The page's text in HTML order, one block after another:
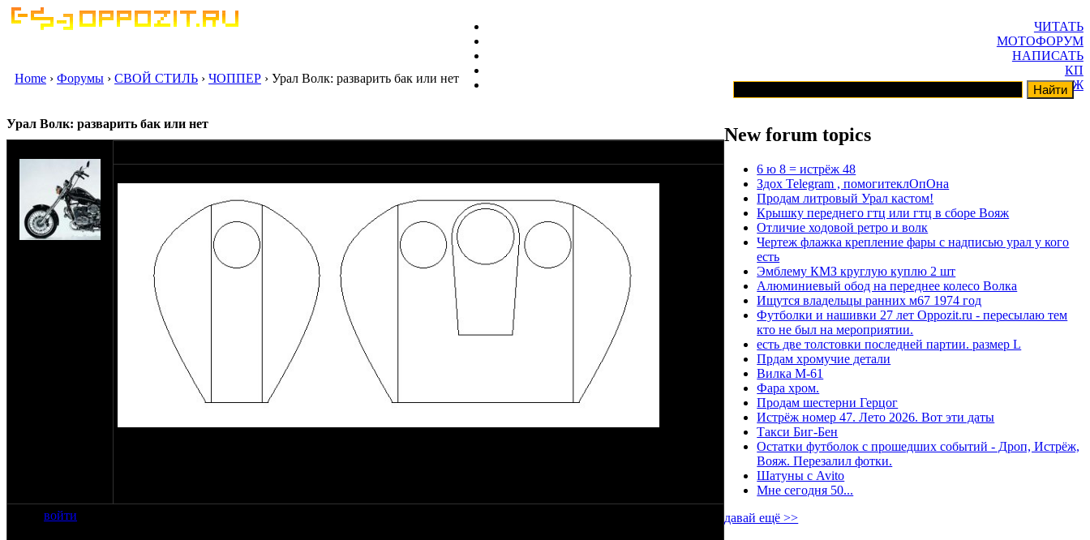
ЧИТАТЬ
МОТОФОРУМ
НАПИСАТЬ
КП
ГАРАЖ
Home › Форумы › СВОЙ СТИЛЬ › ЧОППЕР › Урал Волк: разварить бак или нет
Урал Волк: разварить бак или нет
войти
New forum topics
6 ю 8 = истрёж 48
Здох Telegram , помогитеклОпОна
Продам литровый Урал кастом!
Крышку переднего гтц или гтц в сборе Вояж
Отличие ходовой ретро и волк
Чертеж флажка крепление фары с надписью урал у кого
есть
Эмблему КМЗ круглую куплю 2 шт
Алюминиевый обод на переднее колесо Волка
Ищутся владельцы ранних м67 1974 год
Футболки и нашивки 27 лет Oppozit.ru - пересылаю тем
кто не был на мероприятии.
есть две толстовки последней партии. размер L
Прдам хромучие детали
Вилка М-61
Фара хром.
Продам шестерни Герцог
Истрёж номер 47. Лето 2026. Вот эти даты
Такси Биг-Бен
Остатки футболок с прошедших событий - Дроп, Истрёж,
Вояж. Перезалил фотки.
Шатуны с Avito
Мне сегодня 50...
давай ещё >>